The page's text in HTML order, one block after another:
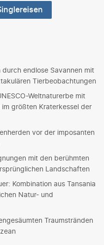
endlose Savannen mit
Tierbeobachtungen
Weltnaturerbe mit
größten Kraterkessel der
vor der imposanten
mit den berühmten
Landschaften
Kombination aus Tansania
Natur- und
Traumstränden